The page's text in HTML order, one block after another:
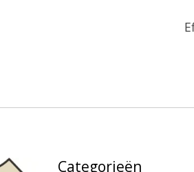
Categorieën